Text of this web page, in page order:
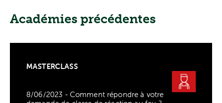
Académies précédentes
MASTERCLASS
8/06/2023 - Comment répondre à votre